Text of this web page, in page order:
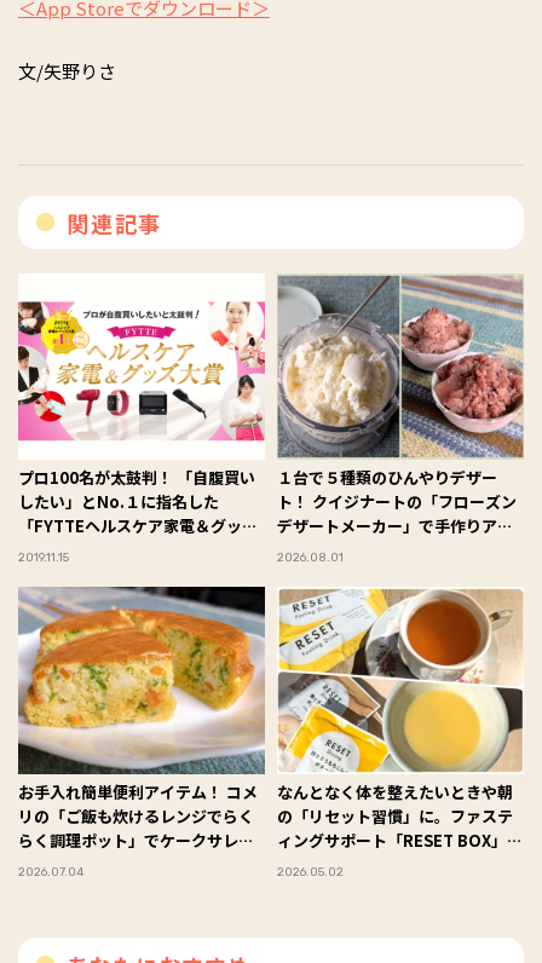
＜App Storeでダウンロード＞
文/矢野りさ
関連記事
プロ100名が太鼓判！ 「自腹買い
したい」とNo.１に指名した
「FYTTEヘルスケア家電＆グッズ
大賞」を大発表！
2019.11.15
１台で５種類のひんやりデザー
ト！ クイジナートの「フローズン
デザートメーカー」で手作りアイ
スを楽しんでみた #Omezaトーク
2026.08.01
お手入れ簡単便利アイテム！ コメ
リの「ご飯も炊けるレンジでらく
らく調理ポット」でケークサレを
作ってみた #Omezaトーク
2026.07.04
なんとなく体を整えたいときや朝
の「リセット習慣」に。ファステ
ィングサポート「RESET BOX」を
試してみた #Omezaトーク
2026.05.02